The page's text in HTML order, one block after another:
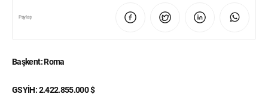
Paylaş
Başkent: Roma
GSYİH:2.422.855.000 $